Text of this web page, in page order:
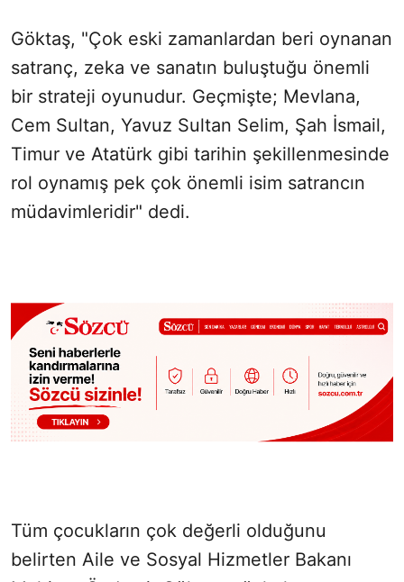
Göktaş, "Çok eski zamanlardan beri oynanan
satranç, zeka ve sanatın buluştuğu önemli
bir strateji oyunudur. Geçmişte; Mevlana,
Cem Sultan, Yavuz Sultan Selim, Şah İsmail,
Timur ve Atatürk gibi tarihin şekillenmesinde
rol oynamış pek çok önemli isim satrancın
müdavimleridir" dedi.
Tüm çocukların çok değerli olduğunu
belirten Aile ve Sosyal Hizmetler Bakanı